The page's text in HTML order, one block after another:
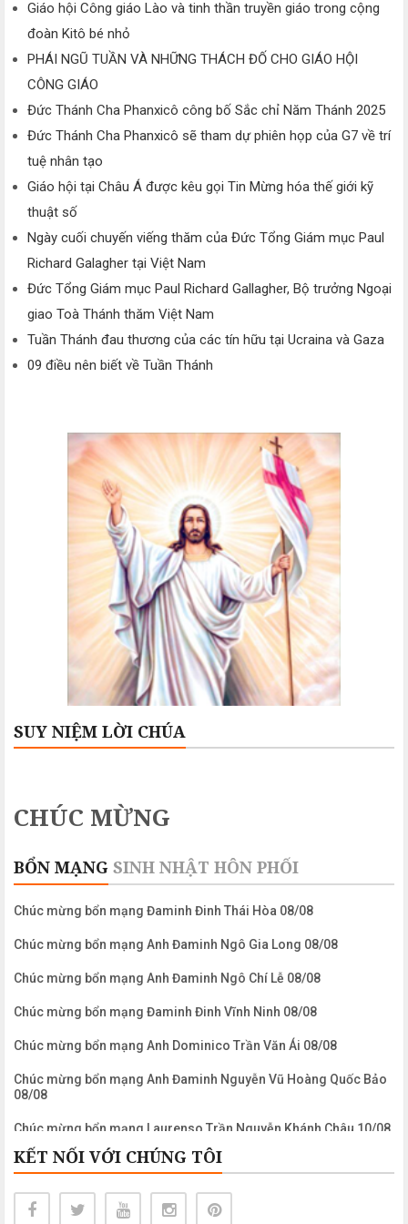
Giáo hội Công giáo Lào và tinh thần truyền giáo trong cộng
đoàn Kitô bé nhỏ
PHÁI NGŨ TUẦN VÀ NHỮNG THÁCH ĐỐ CHO GIÁO HỘI
CÔNG GIÁO
Đức Thánh Cha Phanxicô công bố Sắc chỉ Năm Thánh 2025
Đức Thánh Cha Phanxicô sẽ tham dự phiên họp của G7 về trí
tuệ nhân tạo
Giáo hội tại Châu Á được kêu gọi Tin Mừng hóa thế giới kỹ
thuật số
Ngày cuối chuyến viếng thăm của Đức Tổng Giám mục Paul
Richard Galagher tại Việt Nam
Đức Tổng Giám mục Paul Richard Gallagher, Bộ trưởng Ngoại
giao Toà Thánh thăm Việt Nam
Tuần Thánh đau thương của các tín hữu tại Ucraina và Gaza
09 điều nên biết về Tuần Thánh
SUY NIỆM LỜI CHÚA
CHÚC MỪNG
BỔN MẠNG SINH NHẬT HÔN PHỐI
Chúc mừng bổn mạng Đaminh Đinh Thái Hòa 08/08
Chúc mừng bổn mạng Anh Đaminh Ngô Gia Long 08/08
Chúc mừng bổn mạng Anh Đaminh Ngô Chí Lễ 08/08
Chúc mừng bổn mạng Đaminh Đinh Vĩnh Ninh 08/08
Chúc mừng bổn mạng Anh Dominico Trần Văn Ái 08/08
Chúc mừng bổn mạng Anh Đaminh Nguyễn Vũ Hoàng Quốc Bảo
08/08
Chúc mừng bổn mạng Laurenso Trần Nguyễn Khánh Châu 10/08
Chúc mừng bổn mạng Anh Laurenso Nguyễn Ngọc Biển 10/08
Chúc mừng bổn mạng Chị Maria Clara Phạm Mỹ Khanh 11/08
KẾT NỐI VỚI CHÚNG TÔI